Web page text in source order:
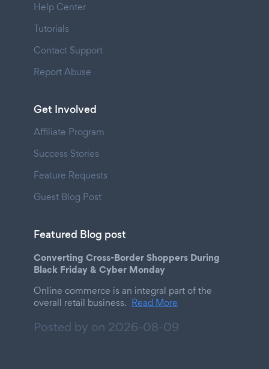
Help Center
Tutorials
Contact Support
Report Abuse
Get Involved
Affiliate Program
Success Stories
Feature Requests
Guest Blog Post
Featured Blog post
Converting Cross-Border Shoppers During
Black Friday & Cyber Monday
Online commerce is an integral part of the
overall retail business. Read More
Posted by on 2026-08-09